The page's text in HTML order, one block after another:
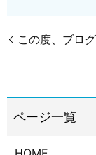
この度、ブロ